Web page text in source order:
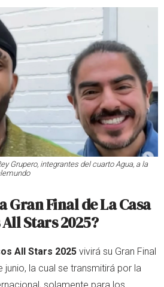
Grupero, integrantes del cuarto Agua, a la
Gran Final de La Casa
Stars 2025?
All Stars 2025 vivirá su Gran Final
junio, la cual se transmitirá por la